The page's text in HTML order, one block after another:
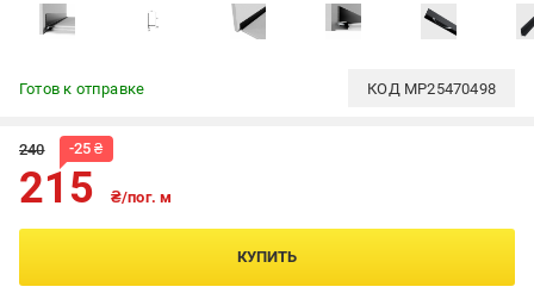
Готов к отправке КОД MP25470498
240 -25 ₴
215 ₴/пог. м
КУПИТЬ